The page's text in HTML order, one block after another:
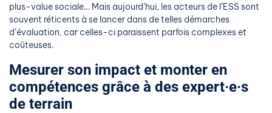
plus-value sociale… Mais aujourd’hui, les acteurs de l’ESS sont
souvent réticents à se lancer dans de telles démarches
d’évaluation, car celles-ci paraissent parfois complexes et
coûteuses.
Mesurer son impact et monter en
compétences grâce à des expert·e·s
de terrain